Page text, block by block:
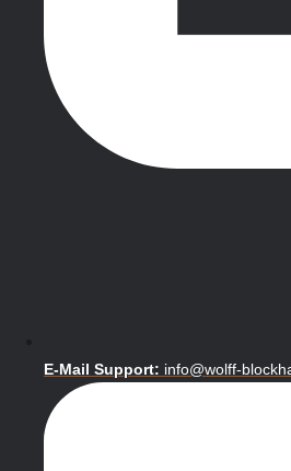
E-Mail Support: info@wolff-